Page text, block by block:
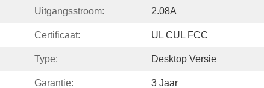
Uitgangsstroom: 2.08A
Certificaat: UL CUL FCC
Type: Desktop Versie
Garantie: 3 Jaar